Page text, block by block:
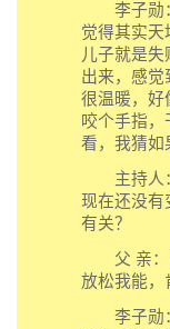
李子勋：
觉得其实天
儿子就是
出来，感觉
很温暖，好
咬个手指
看，我猜如
主持人：
现在还没有
有关？
父 亲：怎
放松我能，
李子勋：